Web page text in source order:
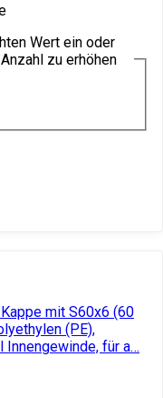
Wert ein oder
zu erhöhen
Kappe mit S60x6 (60
(PE),
für a…